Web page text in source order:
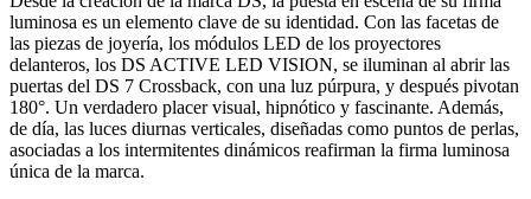
luminosa es un elemento clave de su identidad. Con las facetas de
las piezas de joyería, los módulos LED de los proyectores
delanteros, los DS ACTIVE LED VISION, se iluminan al abrir las
puertas del DS 7 Crossback, con una luz púrpura, y después pivotan
180°. Un verdadero placer visual, hipnótico y fascinante. Además,
de día, las luces diurnas verticales, diseñadas como puntos de perlas,
asociadas a los intermitentes dinámicos reafirman la firma luminosa
única de la marca.